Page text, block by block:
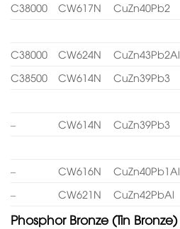
C38000 CW617N CuZn40Pb2
C38000 CW624N CuZn43Pb2Al
C38500
CW614N CuZn39Pb3
– CW614N CuZn39Pb3
– CW616N CuZn40Pb1Al
–
CW621N CuZn42PbAl
Phosphor Bronze (Tin Bronze)